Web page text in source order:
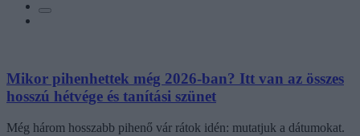
Mikor pihenhettek még 2026-ban? Itt van az összes
hosszú hétvége és tanítási szünet
Még három hosszabb pihenő vár rátok idén: mutatjuk a dátumokat.